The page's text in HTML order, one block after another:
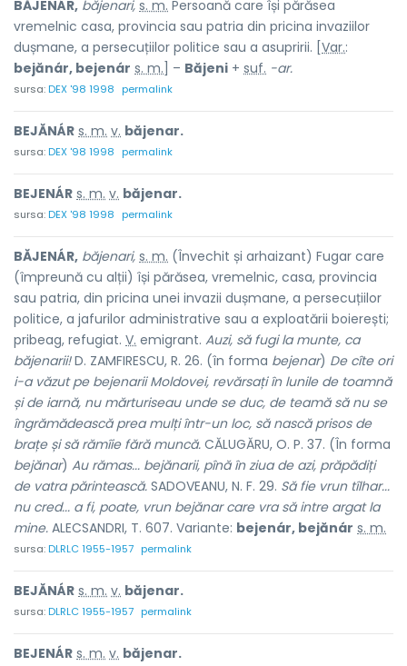
BĂJENÁR, băjenari, s. m. Persoană care își părăsea
vremelnic casa, provincia sau patria din pricina invaziilor
dușmane, a persecuțiilor politice sau a asupririi. [ Var.:
bejănár, bejenár s. m. ] – Băjeni + suf. -ar.
sursa:DEX '98 1998 permalink
BEJĂNÁR s. m. v. băjenar.
sursa:DEX '98 1998 permalink
BEJENÁR s. m. v. băjenar.
sursa:DEX '98 1998 permalink
BĂJENÁR, băjenari, s. m. (Învechit și arhaizant) Fugar care
(împreună cu alții) își părăsea, vremelnic, casa, provincia
sau patria, din pricina unei invazii dușmane, a persecuțiilor
politice, a jafurilor administrative sau a exploatării boierești;
pribeag, refugiat. V. emigrant. Auzi, să fugi la munte, ca
băjenarii!D. ZAMFIRESCU, R. 26. (în forma bejenar) De cîte ori
i-a văzut pe bejenarii Moldovei, revărsați în lunile de toamnă
și de iarnă, nu mărturiseau unde se duc, de teamă să nu se
îngrămădească prea mulți într-un loc, să nască prisos de
brațe și să rămîie fără muncă. CĂLUGĂRU, O. P. 37. (În forma
bejănar) Au rămas... bejănarii, pînă în ziua de azi, prăpădiți
de vatra părintească. SADOVEANU, N. F. 29. Să fie vrun tîlhar...
nu cred... a fi, poate, vrun bejănar care vra să intre argat la
mine. ALECSANDRI, T. 607. Variante: bejenár, bejănár s. m.
sursa:DLRLC 1955-1957 permalink
BEJĂNÁR s. m. v. băjenar.
sursa:DLRLC 1955-1957 permalink
BEJENÁR s. m. v. băjenar.